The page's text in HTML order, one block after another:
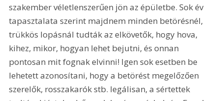
szakember véletlenszerűen jön az épületbe. Sok év
tapasztalata szerint majdnem minden betörésnél,
trükkös lopásnál tudták az elkövetők, hogy hova,
kihez, mikor, hogyan lehet bejutni, és onnan
pontosan mit fognak elvinni! Igen sok esetben be
lehetett azonosítani, hogy a betörést megelőzően
szerelők, rosszakarók stb. legálisan, a sértettek